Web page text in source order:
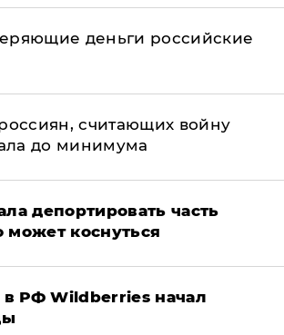
деньги российские
считающих войну
до минимума
депортировать часть
может коснуться
в РФ Wildberries начал